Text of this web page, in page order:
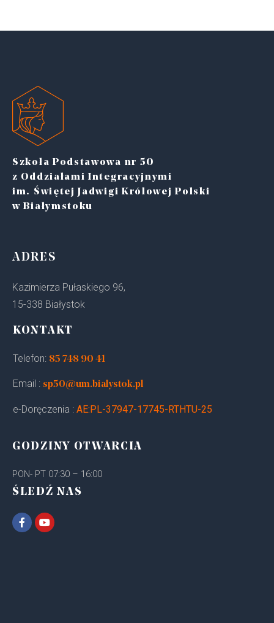
Szkoła Podstawowa nr 50
z Oddziałami Integracyjnymi
im. Świętej Jadwigi Królowej Polski
w Białymstoku
ADRES
Kazimierza Pułaskiego 96,
15-338 Białystok
KONTAKT
Telefon: 85 748 90 41
Email : sp50@um.bialystok.pl
e-Doręczenia : AE:PL-37947-17745-RTHTU-25
GODZINY OTWARCIA
PON- PT 07:30 – 16:00
ŚLEDŹ NAS